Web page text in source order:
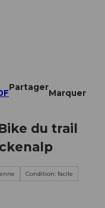
Partager
Marquer
du trail
Condition: facile